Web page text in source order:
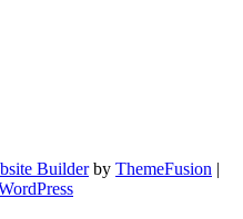
Builderby ThemeFusion |